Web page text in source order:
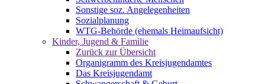
Sonstige soz. Angelegenheiten
Sozialplanung
WTG-Behörde (ehemals Heimaufsicht)
Kinder, Jugend & Familie
Zurück zur Übersicht
Organigramm des Kreisjugendamtes
Das Kreisjugendamt